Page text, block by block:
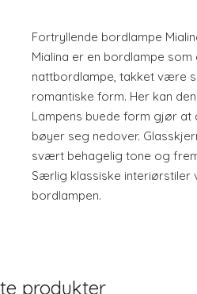
Fortryllende bordlampe
Mialina er en bordlampe
nattbordlampe, takket være
romantiske form. Her kan
Lampens buede form gjør
bøyer seg nedover.
svært behagelig tone og
Særlig klassiske interiørstiler
bordlampen.
produkter